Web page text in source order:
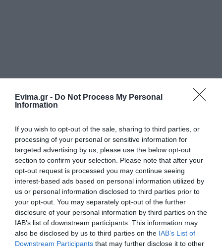
Evima.gr - Do Not Process My Personal
Information
If you wish to opt-out of the sale, sharing to third parties, or
processing of your personal or sensitive information for
targeted advertising by us, please use the below opt-out
section to confirm your selection. Please note that after your
opt-out request is processed you may continue seeing
interest-based ads based on personal information utilized by
us or personal information disclosed to third parties prior to
your opt-out. You may separately opt-out of the further
disclosure of your personal information by third parties on the
IAB’s list of downstream participants. This information may
also be disclosed by us to third parties on the IAB’s List of
Downstream Participants that may further disclose it to other
ΡΟΗ ΕΙΔΗΣΕΩΝ